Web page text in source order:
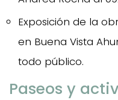
Exposición de la
en Buena Vista
todo público.
Paseos y